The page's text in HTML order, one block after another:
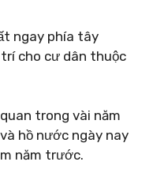
ngay phía tây
cho cư dân thuộc
trong vài năm
hồ nước ngày nay
năm trước.